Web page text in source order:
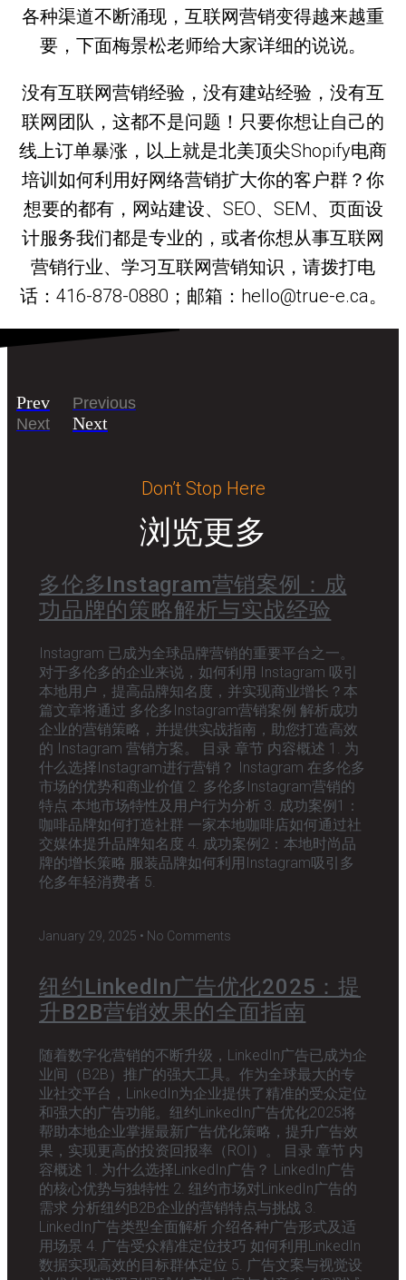
各种渠道不断涌现，互联网营销变得越来越重
要，下面梅景松老师给大家详细的说说。
没有互联网营销经验，没有建站经验，没有互
联网团队，这都不是问题！只要你想让自己的
线上订单暴涨，以上就是北美顶尖Shopify电商
培训如何利用好网络营销扩大你的客户群？你
想要的都有，网站建设、SEO、SEM、页面设
计服务我们都是专业的，或者你想从事互联网
营销行业、学习互联网营销知识，请拨打电
话：416-878-0880；邮箱：hello@true-e.ca。
Prev
Previous
Next
Next
Don’t Stop Here
浏览更多
多伦多Instagram营销案例：成
功品牌的策略解析与实战经验
Instagram 已成为全球品牌营销的重要平台之一。
对于多伦多的企业来说，如何利用 Instagram 吸引
本地用户，提高品牌知名度，并实现商业增长？本
篇文章将通过 多伦多Instagram营销案例 解析成功
企业的营销策略，并提供实战指南，助您打造高效
的 Instagram 营销方案。 目录 章节 内容概述 1. 为
什么选择Instagram进行营销？ Instagram 在多伦多
市场的优势和商业价值 2. 多伦多Instagram营销的
特点 本地市场特性及用户行为分析 3. 成功案例1：
咖啡品牌如何打造社群 一家本地咖啡店如何通过社
交媒体提升品牌知名度 4. 成功案例2：本地时尚品
牌的增长策略 服装品牌如何利用Instagram吸引多
伦多年轻消费者 5.
January 29, 2025 No Comments
纽约LinkedIn广告优化2025：提
升B2B营销效果的全面指南
随着数字化营销的不断升级，LinkedIn广告已成为企
业间（B2B）推广的强大工具。作为全球最大的专
业社交平台，LinkedIn为企业提供了精准的受众定位
和强大的广告功能。纽约LinkedIn广告优化2025将
帮助本地企业掌握最新广告优化策略，提升广告效
果，实现更高的投资回报率（ROI）。 目录 章节 内
容概述 1. 为什么选择LinkedIn广告？ LinkedIn广告
的核心优势与独特性 2. 纽约市场对LinkedIn广告的
需求 分析纽约B2B企业的营销特点与挑战 3.
LinkedIn广告类型全面解析 介绍各种广告形式及适
用场景 4. 广告受众精准定位技巧 如何利用LinkedIn
数据实现高效的目标群体定位 5. 广告文案与视觉设